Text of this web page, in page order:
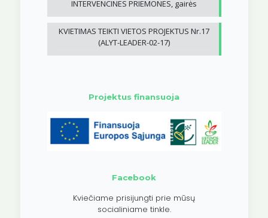
INTERVENCINES PRIEMONES, gairės
KVIETIMAS TEIKTI VIETOS PROJEKTUS Nr.17
(ALYT-LEADER-02-17)
Projektus finansuoja
Facebook
Kviečiame prisijungti prie mūsų
socialiniame tinkle.